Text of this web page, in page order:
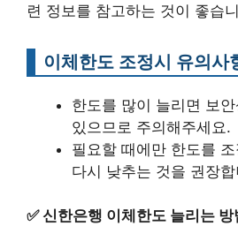
련 정보를 참고하는 것이 좋습
이체한도 조정시 유의사
한도를 많이 늘리면 보
있으므로 주의해주세요.
필요할 때에만 한도를
다시 낮추는 것을 권장
✅신한은행 이체한도 늘리는